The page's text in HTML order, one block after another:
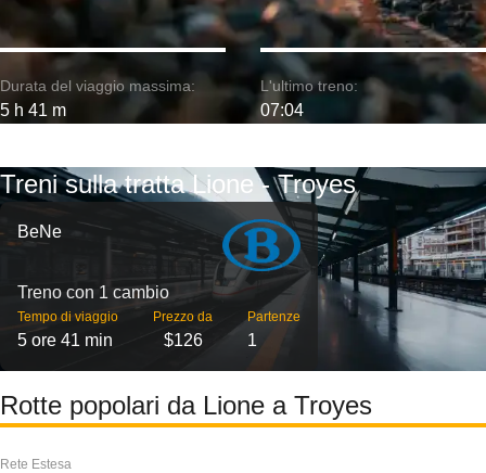
Durata del viaggio massima:
5 h 41 m
L'ultimo treno:
07:04
Treni sulla tratta Lione - Troyes
BeNe
Treno con 1 cambio
Tempo di viaggio
5 ore 41 min
Prezzo da
$126
Partenze
1
Rotte popolari da Lione a Troyes
Rete Estesa